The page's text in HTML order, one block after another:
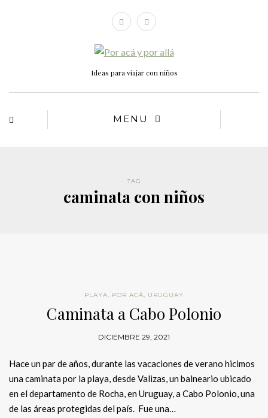
Ideas para viajar con niños
MENU
TAG
caminata con niños
PLAYA, POR ACÁ, URUGUAY
Caminata a Cabo Polonio
DICIEMBRE 29, 2021
Hace un par de años, durante las vacaciones de verano hicimos
una caminata por la playa, desde Valizas, un balneario ubicado
en el departamento de Rocha, en Uruguay, a Cabo Polonio, una
de las áreas protegidas del país. Fue una…